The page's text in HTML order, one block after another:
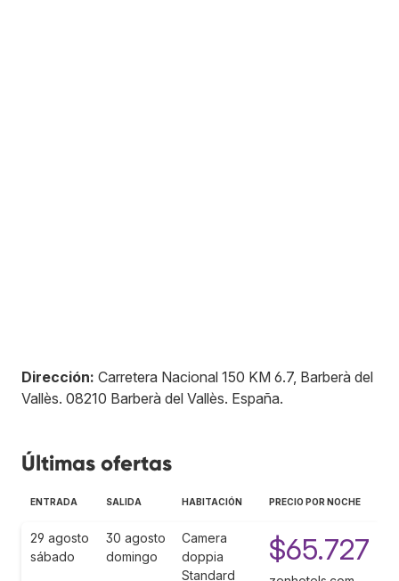
Dirección: Carretera Nacional 150 KM 6.7, Barberà del
Vallès. 08210 Barberà del Vallès. España.
Últimas ofertas
ENTRADA SALIDA HABITACIÓN PRECIO POR NOCHE
29 agosto
sábado
30 agosto
domingo
Camera
doppia
Standard
$65.727